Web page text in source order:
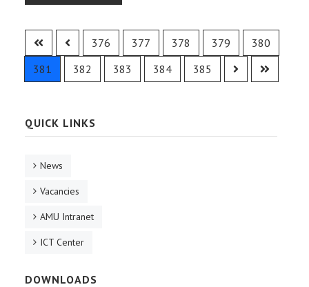
376 377 378 379
380
381
382 383 384 385
QUICK LINKS
News
Vacancies
AMU Intranet
ICT Center
DOWNLOADS